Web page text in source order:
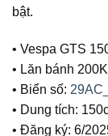
bật.
• Vespa GTS
• Lăn bánh
• Biển số:
• Dung tích:
• Đăng ký: 6/